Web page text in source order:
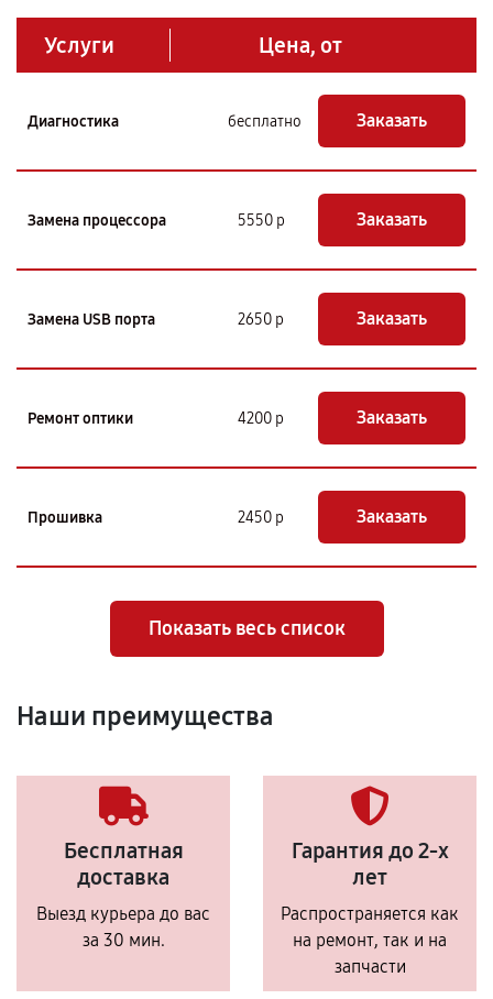
Услуги Цена, от
Диагностика бесплатно Заказать
Замена процессора 5550 р Заказать
Замена USB порта 2650 р Заказать
Ремонт оптики 4200 р Заказать
Прошивка 2450 р Заказать
Показать весь список
Наши преимущества
Бесплатная
доставка
Выезд курьера до вас
за 30 мин.
Гарантия до 2-х
лет
Распространяется как
на ремонт, так и на
запчасти